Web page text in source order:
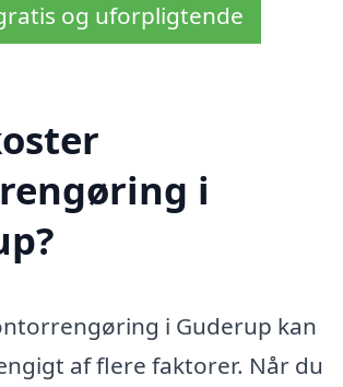
og uforpligtende
i
i Guderup kan
af flere faktorer. Når du